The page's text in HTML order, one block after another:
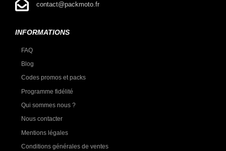
contact@packmoto.fr
INFORMATIONS
FAQ
Blog
Codes promos et packs
Programme fidélité
Qui sommes nous ?
Nous contacter
Mentions légales
Conditions générales de ventes